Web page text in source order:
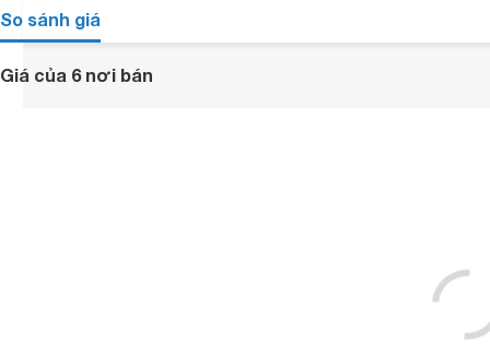
So sánh giá
Giá của 6 nơi bán